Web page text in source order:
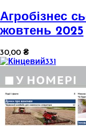
Агробізнес
жовтень 2025
30,00 ₴